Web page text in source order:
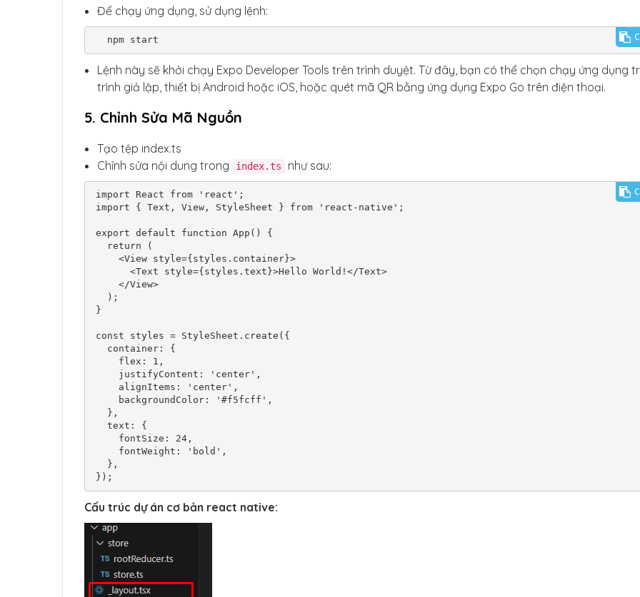
Để chạy ứng dụng, sử dụng lệnh:
  npm start
Lệnh này sẽ khởi chạy Expo Developer Tools trên trình duyệt. Từ đây, bạn có thể chọn chạy ứng dụng
trình giả lập, thiết bị Android hoặc iOS, hoặc quét mã QR bằng ứng dụng Expo Go trên điện thoại.
5. Chỉnh Sửa Mã Nguồn
Tạo tệp index.ts
Chỉnh sửa nội dung trong
index.ts như sau:
import React from 'react';
import { Text, View, StyleSheet } from 'react-native';
export default function App() {
}
const styles = StyleSheet.create({
});
Cấu trúc dự án cơ bản react native: